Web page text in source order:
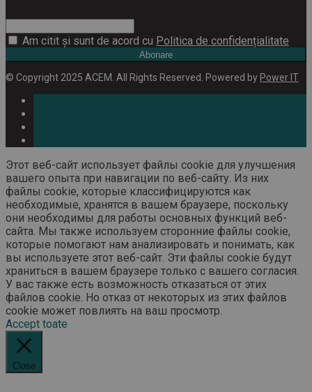
Am citit și sunt de acord cu Politica de confidențialitate
Abonare
© Copyright 2025 ACEM. All Rights Reserved. Powered by Power IT
Этот веб-сайт использует файлы cookie для улучшения
вашего опыта при навигации по веб-сайту. Из них
файлы cookie, которые классифицируются как
необходимые, хранятся в вашем браузере, поскольку
они необходимы для работы основных функций веб-
сайта. Мы также используем сторонние файлы cookie,
которые помогают нам анализировать и понимать, как
вы используете этот веб-сайт. Эти файлы cookie будут
храниться в вашем браузере только с вашего согласия.
У вас также есть возможность отказаться от этих
файлов cookie. Но отказ от некоторых из этих файлов
cookie может повлиять на ваш просмотр.
Accept toate
Close